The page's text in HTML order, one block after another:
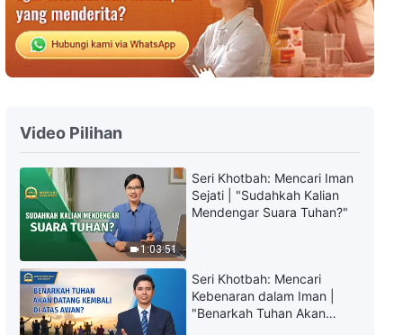
55:24
Kesaksian Rohani, Ep. 796:
Apakah Memiliki Status
42:35
Ketidakmurnian Di Balik Kata-
kataku
44:59
Kesaksian Rohani, Ep. 794: Apa
yang Kukhawatirkan Saat
Menghindari Tugasku
Video Pilihan
1:03:51
Seri Khotbah: Mencari Iman
Sejati | "Sudahkah Kalian
Mendengar Suara Tuhan?"
Seri Khotbah: Mencari
Kebenaran dalam Iman |
"Benarkah Tuhan Akan